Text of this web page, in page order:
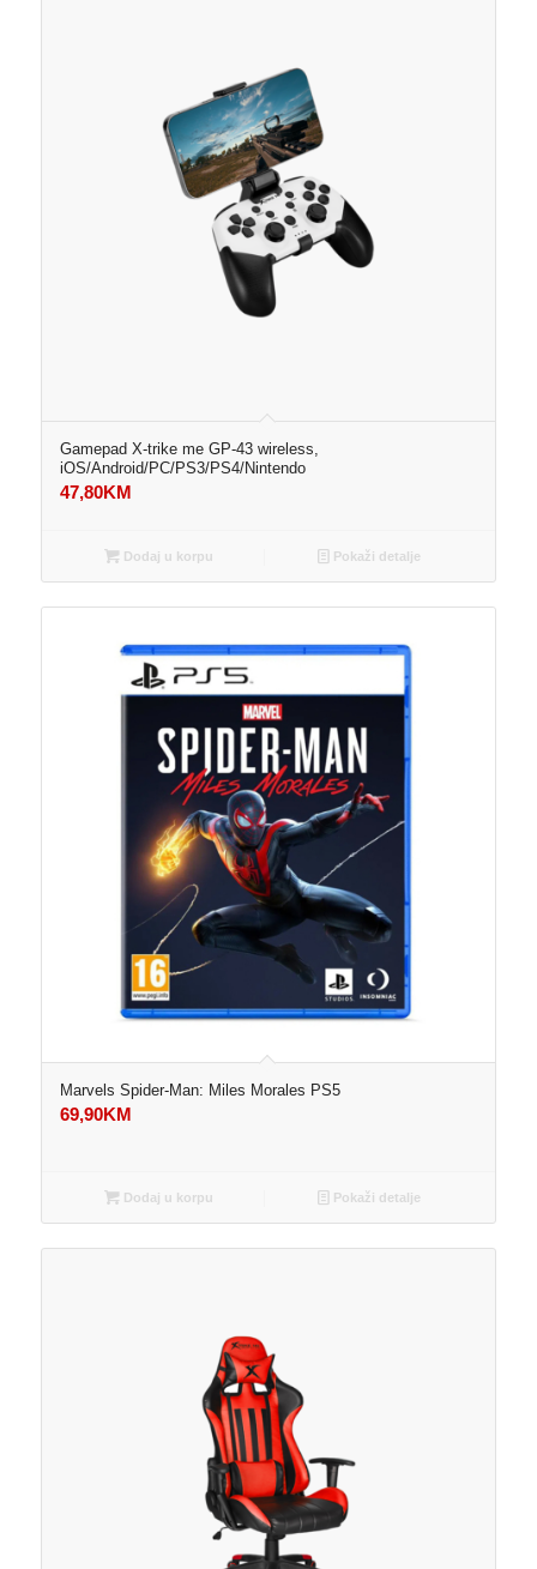
Gamepad X-trike me GP-43 wireless,
iOS/Android/PC/PS3/PS4/Nintendo
47,80KM
Dodaj u korpu Pokaži detalje
Marvels Spider-Man: Miles Morales PS5
69,90KM
Dodaj u korpu Pokaži detalje